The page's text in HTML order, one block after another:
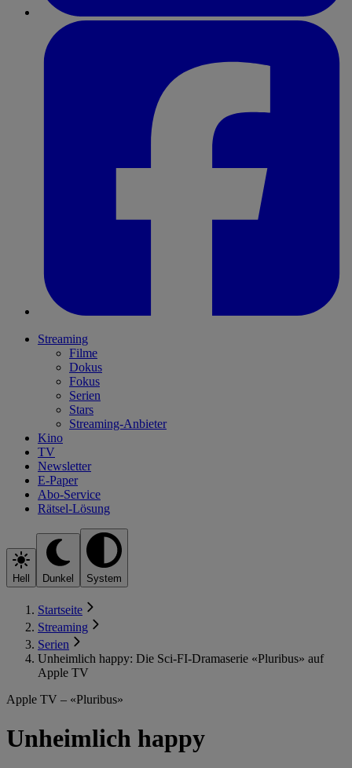
Streaming
Filme
Dokus
Fokus
Serien
Stars
Streaming-Anbieter
Kino
TV
Newsletter
E-Paper
Abo-Service
Rätsel-Lösung
Hell Dunkel System
Startseite
Streaming
Serien
Unheimlich happy: Die Sci-FI-Dramaserie «Pluribus» auf
Apple TV
Apple TV – «Pluribus»
Unheimlich happy